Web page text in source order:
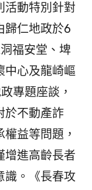
動特別針對
歸仁地政於6
福安堂、埤
中心及龍崎嶇
專題座談，
於不動產詐
益等問題，
增進高齡長者
識。《長春攻